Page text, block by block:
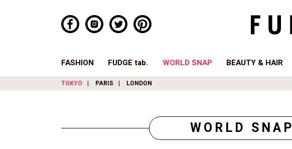
FASHION FUDGE tab. WORLD SNAP BEAUTY & HAIR
TOKYO PARIS LONDON
WORLD SNAP